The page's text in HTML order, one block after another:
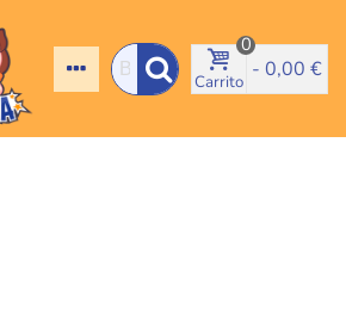
Carrito
0
- 0,00 €